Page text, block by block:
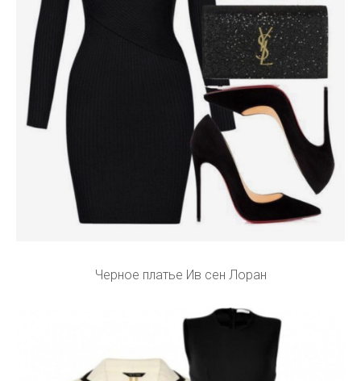
Черное платье Ив сен Лоран